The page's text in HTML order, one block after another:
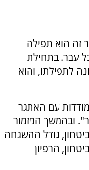
זה הוא תפילה
עבר. בתחילת
לתפילתו, והוא
עם האתגר
ובהמשך המזמור
גודל ההשגחה
הרפיון